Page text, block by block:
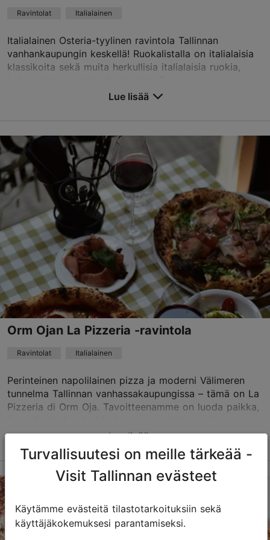
TripAdvisor suositus
Lue ja kirjoita kommentteja TripAdvisorissa
Ravintolat Italialainen
Italialainen Osteria-tyylinen ravintola Tallinnan
vanhankaupungin keskellä! Ruokalistalla on italialaisia
klassikoita sekä muita herkullisia italialaisia ruokia,
Pikk tn 33, Tallinn
Vanhakaupunki
01.01–31.12
ti – su 12:00–22:00
Lue lisää
Ravintolat, Italialainen
osteriaallora@meritonhotels.com
+372 5336 0555
Lue lisää
Orm Ojan La Pizzeria -ravintola
Ravintolat Italialainen
Perinteinen napolilainen pizza ja moderni Välimeren
tunnelma Tallinnan vanhassakaupungissa – tämä on La
Pizzeria di Orm Oja. Tavoitteenamme on luoda paikka,
01.01–31.12
Lue lisää
Turvallisuutesi on meille tärkeää -
Visit Tallinnan evästeet
Käytämme evästeitä tilastotarkoituksiin sekä
käyttäjäkokemuksesi parantamiseksi.